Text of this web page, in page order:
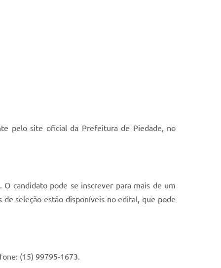
pelo site oficial da Prefeitura de Piedade, no
O candidato pode se inscrever para mais de um
seleção estão disponíveis no edital, que pode
(15) 99795-1673.